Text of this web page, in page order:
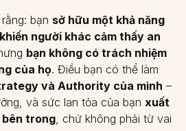
bạn sở hữu một khả năng
người khác cảm thấy an
bạn không có trách nhiệm
của họ. Điều bạn có thể làm
và Authority của mình –
và sức lan tỏa của bạn xuất
trong, chứ không phải từ vai